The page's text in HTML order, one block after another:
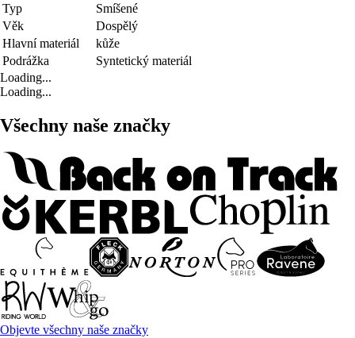
Typ
Smíšené
Věk
Dospělý
Hlavní materiál
kůže
Podrážka
Syntetický materiál
Loading...
Loading...
Všechny naše značky
Objevte všechny naše značky